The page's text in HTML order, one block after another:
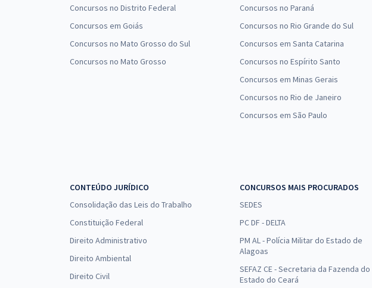
Concursos no Distrito Federal
Concursos em Goiás
Concursos no Mato Grosso do Sul
Concursos no Mato Grosso
Concursos no Paraná
Concursos no Rio Grande do Sul
Concursos em Santa Catarina
Concursos no Espírito Santo
Concursos em Minas Gerais
Concursos no Rio de Janeiro
Concursos em São Paulo
CONTEÚDO JURÍDICO
Consolidação das Leis do Trabalho
Constituição Federal
Direito Administrativo
Direito Ambiental
Direito Civil
CONCURSOS MAIS PROCURADOS
SEDES
PC DF - DELTA
PM AL - Polícia Militar do Estado de
Alagoas
SEFAZ CE - Secretaria da Fazenda do
Estado do Ceará